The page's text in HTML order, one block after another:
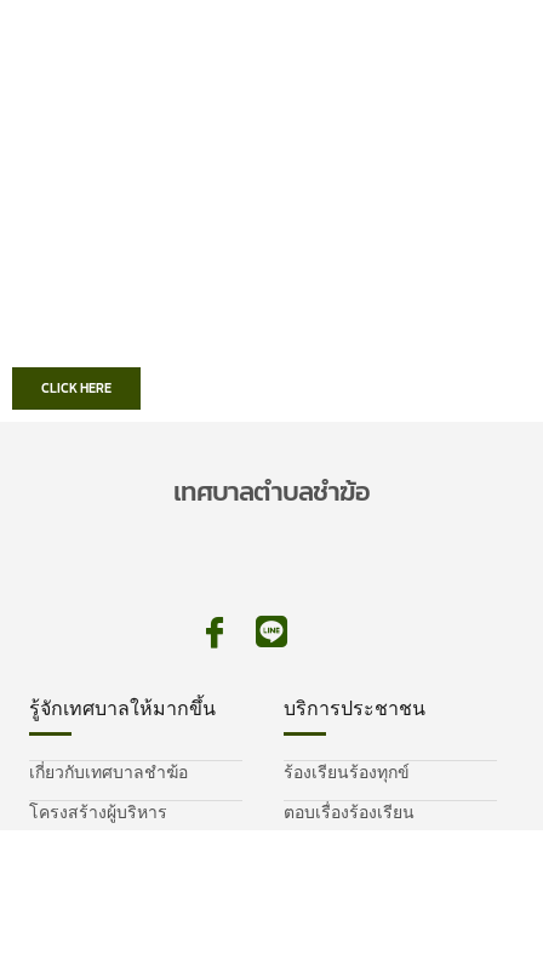
CLICK HERE
เทศบาลตำบลชำฆ้อ
รู้จักเทศบาลให้มากขึ้น
เกี่ยวกับเทศบาลชำฆ้อ
โครงสร้างผู้บริหาร
บริการประชาชน
ร้องเรียนร้องทุกข์
ตอบเรื่องร้องเรียน